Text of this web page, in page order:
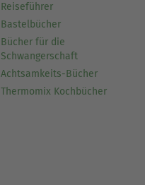
Reiseführer
Bastelbücher
Bücher für die
Schwangerschaft
Achtsamkeits-Bücher
Thermomix Kochbücher